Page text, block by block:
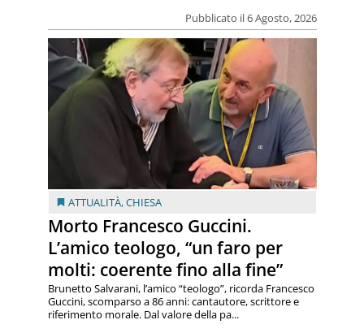
Pubblicato il 6 Agosto, 2026
ATTUALITÀ,CHIESA
Morto Francesco Guccini.
L’amico teologo, “un faro per
molti: coerente fino alla fine”
Brunetto Salvarani, l’amico “teologo”, ricorda Francesco
Guccini, scomparso a 86 anni: cantautore, scrittore e
riferimento morale. Dal valore della pa...